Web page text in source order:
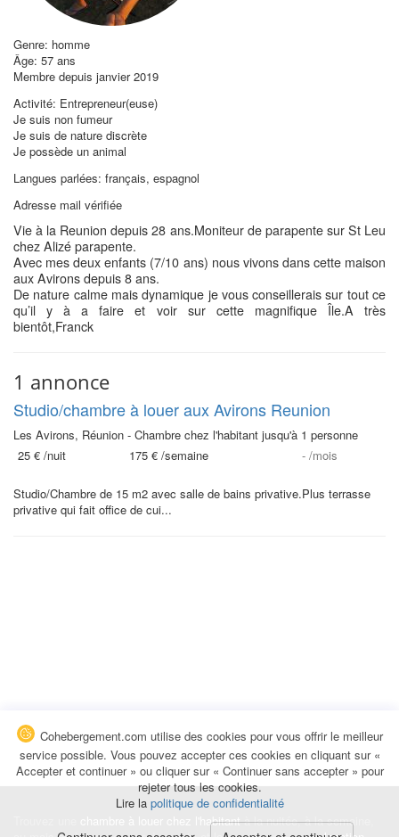
Genre: homme
Âge: 57 ans
Membre depuis janvier 2019
Activité: Entrepreneur(euse)
Je suis non fumeur
Je suis de nature discrète
Je possède un animal
Langues parlées: français, espagnol
Adresse mail vérifiée
Vie à la Reunion depuis 28 ans.Moniteur de parapente sur St Leu
chez Alizé parapente.
Avec mes deux enfants (7/10 ans) nous vivons dans cette maison
aux Avirons depuis 8 ans.
De nature calme mais dynamique je vous conseillerais sur tout ce
qu’il y à a faire et voir sur cette magnifique Île.A très
bientôt,Franck
1 annonce
Studio/chambre à louer aux Avirons Reunion
Les Avirons, Réunion - Chambre chez l'habitant jusqu'à 1 personne
25 € /nuit 175 € /semaine - /mois
Studio/Chambre de 15 m2 avec salle de bains privative.Plus terrasse
privative qui fait office de cui...
chambre à louer chez l'habitantà la nuitée, à la semaine,
Cohebergement.com utilise des cookies pour vous offrir le meilleur
service possible. Vous pouvez accepter ces cookies en cliquant sur «
Accepter et continuer » ou cliquer sur « Continuer sans accepter » pour
rejeter tous les cookies.
Lire la politique de confidentialité